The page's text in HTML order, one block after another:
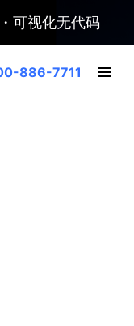
可视化无代码
886-7711